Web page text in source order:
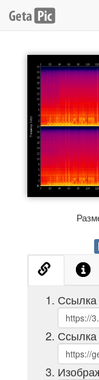
Ссылка
Ссылка